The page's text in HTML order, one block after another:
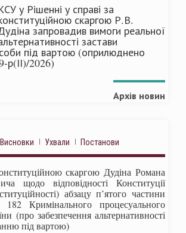
у Рішенні у справі за
скаргою Р.В.
запровадив вимоги реальної
застави
під вартою (оприлюднено
2026)
Архів новин
Висновки Ухвали Постанови
скаргою Дудіна Романа
щодо відповідності Конституції
абзацу п’ятого частини
182 Кримінального процесуального
(про забезпечення альтернативності
під вартою)